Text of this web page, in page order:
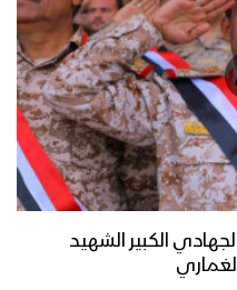
الكبير الشهيد